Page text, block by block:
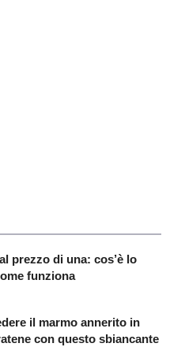
prezzo di una: cos’è lo
funziona
il marmo annerito in
con questo sbiancante